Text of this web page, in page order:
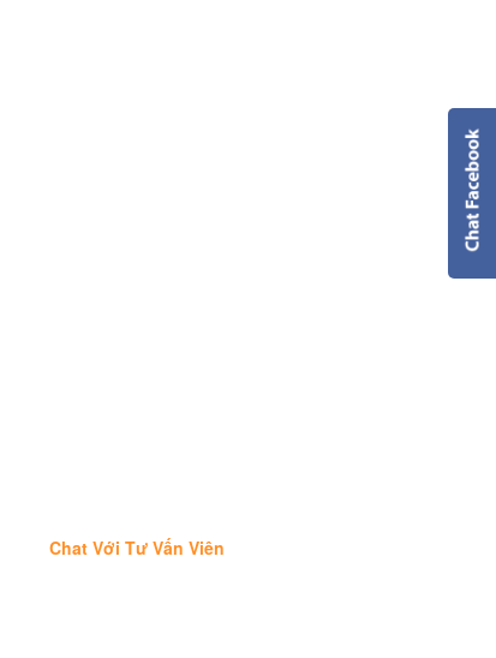
Chat Với Tư Vấn Viên